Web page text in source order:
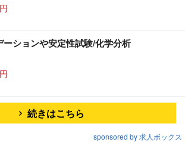
ションや安定性試験/化学分析
続きはこちら
sponsored by 求人ボックス